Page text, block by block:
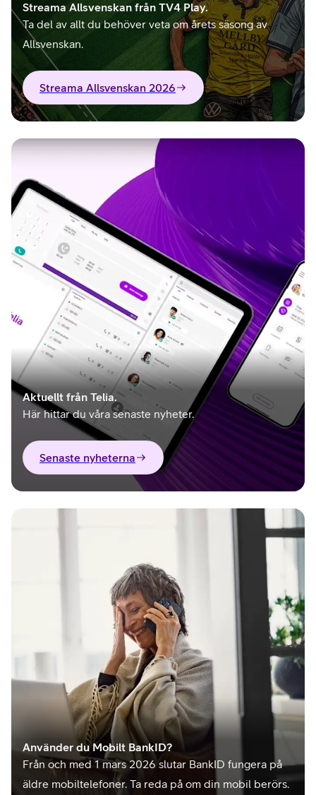
Streama Allsvenskan från TV4 Play.
Ta del av allt du behöver veta om årets säsong av
Allsvenskan.
Streama Allsvenskan 2026
Aktuellt från Telia.
Här hittar du våra senaste nyheter.
Senaste nyheterna
Använder du Mobilt BankID?
Från och med 1 mars 2026 slutar BankID fungera på
äldre mobiltelefoner. Ta reda på om din mobil berörs.